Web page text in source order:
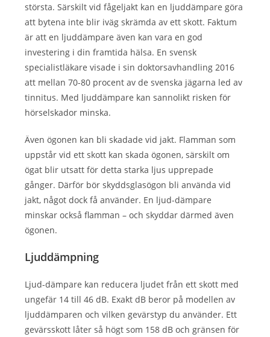
största. Särskilt vid fågeljakt kan en ljuddämpare göra
att bytena inte blir iväg skrämda av ett skott. Faktum
är att en ljuddämpare även kan vara en god
investering i din framtida hälsa. En svensk
specialistläkare visade i sin doktorsavhandling 2016
att mellan 70-80 procent av de svenska jägarna led av
tinnitus. Med ljuddämpare kan sannolikt risken för
hörselskador minska.
Även ögonen kan bli skadade vid jakt. Flamman som
uppstår vid ett skott kan skada ögonen, särskilt om
ögat blir utsatt för detta starka ljus upprepade
gånger. Därför bör skyddsglasögon bli använda vid
jakt, något dock få använder. En ljud-dämpare
minskar också flamman – och skyddar därmed även
ögonen.
Ljuddämpning
Ljud-dämpare kan reducera ljudet från ett skott med
ungefär 14 till 46 dB. Exakt dB beror på modellen av
ljuddämparen och vilken gevärstyp du använder. Ett
gevärsskott låter så högt som 158 dB och gränsen för